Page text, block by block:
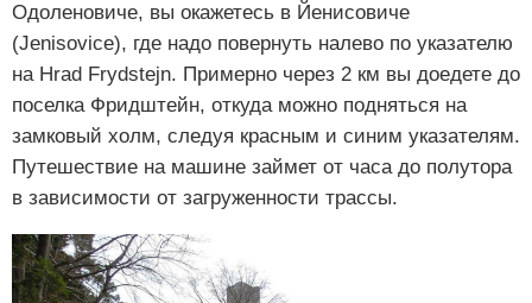
Одоленовиче, вы окажетесь в Йенисовиче
(Jenisovice), где надо повернуть налево по указателю
на Hrad Frydstejn. Примерно через 2 км вы доедете до
поселка Фридштейн, откуда можно подняться на
замковый холм, следуя красным и синим указателям.
Путешествие на машине займет от часа до полутора
в зависимости от загруженности трассы.